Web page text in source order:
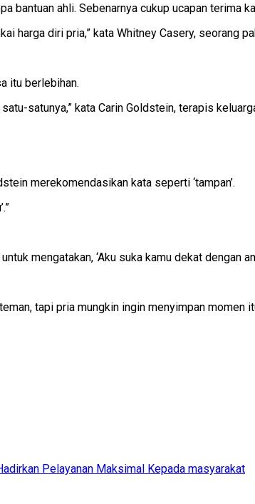
bantuan ahli. Sebenarnya cukup ucapan terima
harga diri pria,” kata Whitney Casery, seorang
itu berlebihan.
satunya,” kata Carin Goldstein, terapis
merekomendasikan kata seperti ‘tampan’.
mengatakan, ‘Aku suka kamu dekat dengan
tapi pria mungkin ingin menyimpan momen